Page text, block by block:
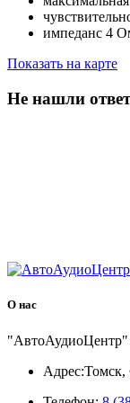
импеданс 4
Показать на карте
Не нашли
О нас
"АвтоАудиоЦентр"
Адрес:Томск,